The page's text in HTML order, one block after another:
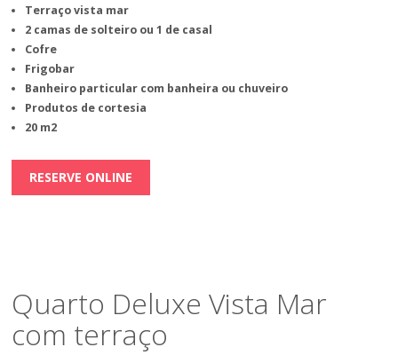
Terraço vista mar
2 camas de solteiro ou 1 de casal
Cofre
Frigobar
Banheiro particular com banheira ou chuveiro
Produtos de cortesia
20 m2
RESERVE ONLINE
Quarto Deluxe Vista Mar
com terraço